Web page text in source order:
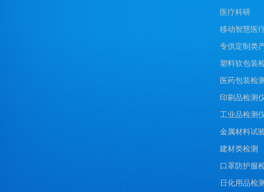
医疗科研
移动智慧医
专供定制类
塑料软包装
医药包装检
印刷品检测
工业品检测
金属材料试
建材类检测
口罩防护服
日化用品检